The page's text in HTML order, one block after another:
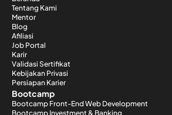
Tentang Kami
Mentor
Blog
Afiliasi
Job Portal
Karir
Validasi Sertifikat
Kebijakan Privasi
Persiapan Karier
Bootcamp
Bootcamp Front-End Web Development
Bootcamp Investment & Banking